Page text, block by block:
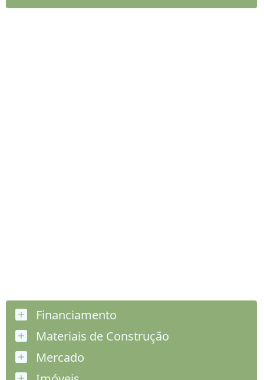
Financiamento
Materiais de Construção
Mercado